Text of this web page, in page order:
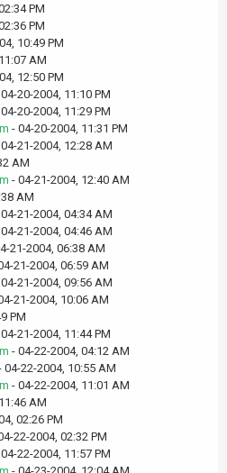
PM
PM
10:49 PM
AM
12:50 PM
20-2004, 11:10 PM
20-2004, 11:29 PM
- 04-20-2004, 11:31 PM
21-2004, 12:28 AM
AM
- 04-21-2004, 12:40 AM
AM
21-2004, 04:34 AM
21-2004, 04:46 AM
21-2004, 06:38 AM
21-2004, 06:59 AM
21-2004, 09:56 AM
21-2004, 10:06 AM
PM
21-2004, 11:44 PM
- 04-22-2004, 04:12 AM
04-22-2004, 10:55 AM
- 04-22-2004, 11:01 AM
AM
02:26 PM
22-2004, 02:32 PM
22-2004, 11:57 PM